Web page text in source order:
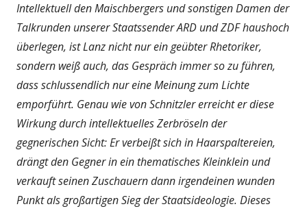
Intellektuell den Maischbergers und sonstigen Damen der
Talkrunden unserer Staatssender ARD und ZDF haushoch
überlegen, ist Lanz nicht nur ein geübter Rhetoriker,
sondern weiß auch, das Gespräch immer so zu führen,
dass schlussendlich nur eine Meinung zum Lichte
emporführt. Genau wie von Schnitzler erreicht er diese
Wirkung durch intellektuelles Zerbröseln der
gegnerischen Sicht: Er verbeißt sich in Haarspaltereien,
drängt den Gegner in ein thematisches Kleinklein und
verkauft seinen Zuschauern dann irgendeinen wunden
Punkt als großartigen Sieg der Staatsideologie. Dieses